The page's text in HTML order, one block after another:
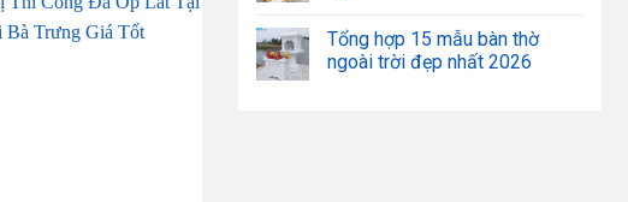
Tổng hợp 15 mẫu bàn thờ
ngoài trời đẹp nhất 2026